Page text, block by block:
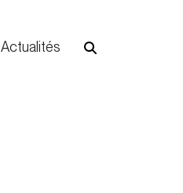
Actualités